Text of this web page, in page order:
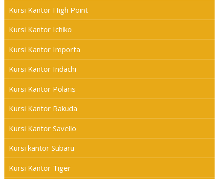
Kursi Kantor High Point
Kursi Kantor Ichiko
Kursi Kantor Importa
Kursi Kantor Indachi
Kursi Kantor Polaris
Kursi Kantor Rakuda
Kursi Kantor Savello
Kursi kantor Subaru
Kursi Kantor Tiger